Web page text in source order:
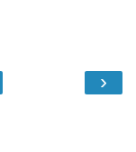
›